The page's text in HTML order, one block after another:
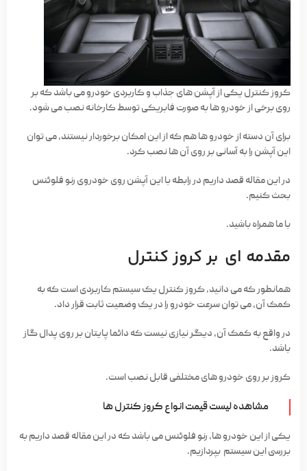
کروز کنترل یکی از آپشن های جذاب و کاربردی خودرو می باشد که بر
روی برخی از خودرو ها به صورت فابریکی توسط کارخانه نصب می شود.
برای آن دسته از خودرو ها هم که از این امکان برخوردار نیستند، می توان
این آپشن را به آسانی بر روی آن ها نصب کرد.
در این مقاله قصد داریم در رابطه با این آپشن روی خودروی رنو فلوئنس
بحث کنیم.
با ما همراه باشید.
مقدمه ای بر کروز کنترل
همانطور که می دانید، کروز کنترل یک سیستم کاربردی است که به
کمک آن، می توان سرعت خودرو را در یک وضعیت ثابت قرار داد.
در واقع به کمک آن، دیگر نیازی نیست که دائما پایتان بر روی پدال گاز
باشد.
کروز بر روی خودرو های مختلفی قابل نصب است.
مشاهده لیست قیمت انواع کروز کنترل ها
یکی از این خودرو ها، رنو فلوئنس می باشد که در این مقاله قصد داریم به
بررسی این سیستم بپردازیم.